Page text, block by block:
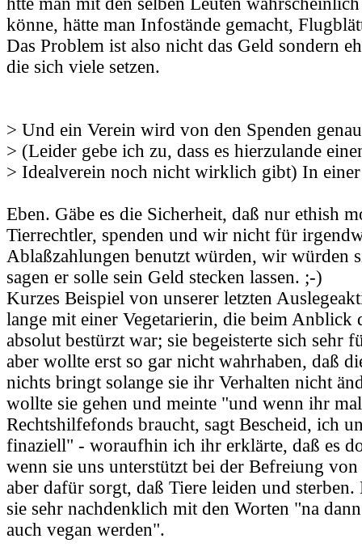
könne, hätte man Infostände gemacht,
Das Problem ist also nicht das Geld sondern
die sich viele setzen.
> Und ein Verein wird von den Spenden
> (Leider gebe ich zu, dass es hierzulande
> Idealverein noch nicht wirklich gibt) In einer
Eben. Gäbe es die Sicherheit, daß nur ethish
Tierrechtler, spenden und wir nicht für
Ablaßzahlungen benutzt würden, wir würden
sagen er solle sein Geld stecken lassen. ;-)
Kurzes Beispiel von unserer letzten
lange mit einer Vegetarierin, die beim Anblick
absolut bestürzt war; sie begeisterte sich sehr
aber wollte erst so gar nicht wahrhaben, daß
nichts bringt solange sie ihr Verhalten nicht
wollte sie gehen und meinte "und wenn ihr
Rechtshilfefonds braucht, sagt Bescheid, ich
finaziell" - woraufhin ich ihr erklärte, daß es
wenn sie uns unterstützt bei der Befreiung
aber dafür sorgt, daß Tiere leiden und sterben.
sie sehr nachdenklich mit den Worten "na
auch vegan werden".